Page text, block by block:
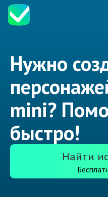
Нужно
mini?
быстро!
Найти